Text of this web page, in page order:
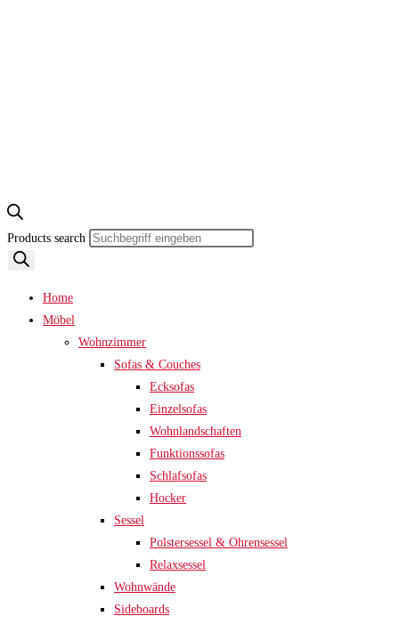
Products search
Home
Möbel
Wohnzimmer
Sofas & Couches
Ecksofas
Einzelsofas
Wohnlandschaften
Funktionssofas
Schlafsofas
Hocker
Sessel
Polstersessel & Ohrensessel
Relaxsessel
Wohnwände
Sideboards